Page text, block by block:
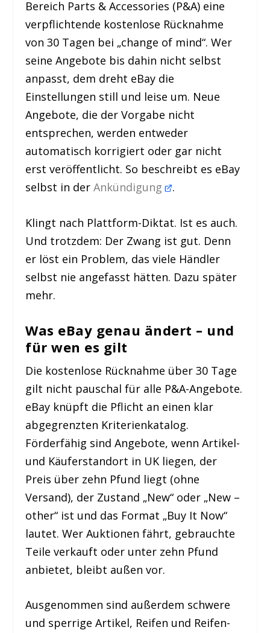
Bereich Parts & Accessories (P&A) eine
verpflichtende kostenlose Rücknahme
von 30 Tagen bei „change of mind“. Wer
seine Angebote bis dahin nicht selbst
anpasst, dem dreht eBay die
Einstellungen still und leise um. Neue
Angebote, die der Vorgabe nicht
entsprechen, werden entweder
automatisch korrigiert oder gar nicht
erst veröffentlicht. So beschreibt es eBay
selbst in derAnkündigung .
Klingt nach Plattform-Diktat. Ist es auch.
Und trotzdem: Der Zwang ist gut. Denn
er löst ein Problem, das viele Händler
selbst nie angefasst hätten. Dazu später
mehr.
Was eBay genau ändert – und
für wen es gilt
Die kostenlose Rücknahme über 30 Tage
gilt nicht pauschal für alle P&A-Angebote.
eBay knüpft die Pflicht an einen klar
abgegrenzten Kriterienkatalog.
Förderfähig sind Angebote, wenn Artikel-
und Käuferstandort in UK liegen, der
Preis über zehn Pfund liegt (ohne
Versand), der Zustand „New“ oder „New –
other“ ist und das Format „Buy It Now“
lautet. Wer Auktionen fährt, gebrauchte
Teile verkauft oder unter zehn Pfund
anbietet, bleibt außen vor.
Ausgenommen sind außerdem schwere
und sperrige Artikel, Reifen und Reifen-